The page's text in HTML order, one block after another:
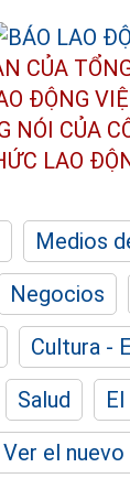
CỦA
ĐỘNG
NÓI CỦA
LAO
Medios
Negocios
Cultura -
Salud
Ver el nuevo